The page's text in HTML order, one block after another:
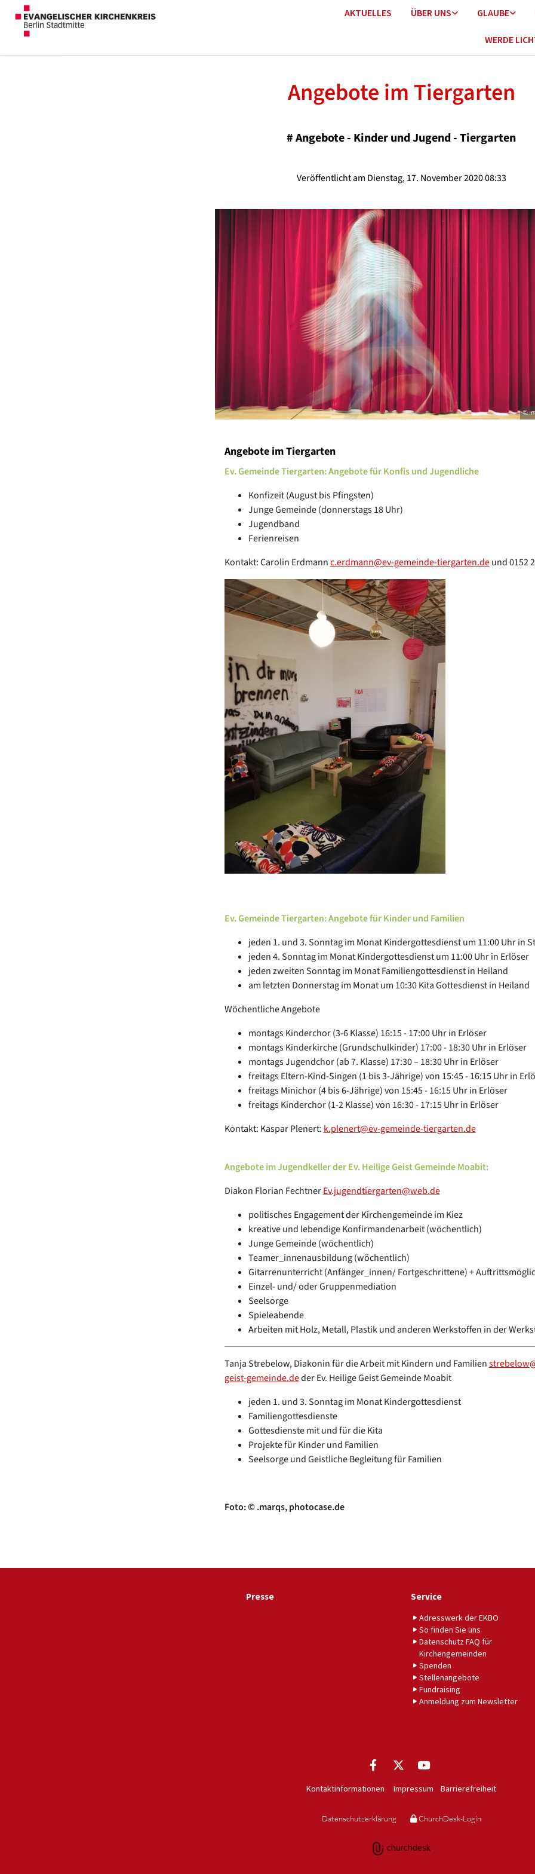
AKTUELLES ÜBER UNS GLAUBE
WERDE
Angebote im Tiergarten
#Angebote - Kinder und Jugend - Tiergarten
Veröffentlicht am Dienstag, 17. November 2020 08:33
©
Angebote im Tiergarten
Ev. Gemeinde Tiergarten: Angebote für Konfis und Jugendliche
Konfizeit (August bis Pfingsten)
Junge Gemeinde (donnerstags 18 Uhr)
Jugendband
Ferienreisen
Kontakt: Carolin Erdmannc.erdmann@ev-gemeinde-tiergarten.deund 0152
Ev. Gemeinde Tiergarten: Angebote für Kinder und Familien
jeden 1. und 3. Sonntag im Monat Kindergottesdienst um 11:00 Uhr in
jeden 4. Sonntag im Monat Kindergottesdienst um 11:00 Uhr in Erlöser
jeden zweiten Sonntag im Monat Familiengottesdienst in Heiland
am letzten Donnerstag im Monat um 10:30 Kita Gottesdienst in Heiland
Wöchentliche Angebote
montags Kinderchor (3-6 Klasse) 16:15 - 17:00 Uhr in Erlöser
montags Kinderkirche (Grundschulkinder) 17:00 - 18:30 Uhr in Erlöser
montags Jugendchor (ab 7. Klasse) 17:30 – 18:30 Uhr in Erlöser
freitags Eltern-Kind-Singen (1 bis 3-Jährige) von 15:45 - 16:15 Uhr in
freitags Minichor (4 bis 6-Jährige) von 15:45 - 16:15 Uhr in Erlöser
freitags Kinderchor (1-2 Klasse) von 16:30 - 17:15 Uhr in Erlöser
Kontakt: Kaspar Plenert: k.plenert@ev-gemeinde-tiergarten.de
Angebote im Jugendkeller der Ev. Heilige Geist Gemeinde Moabit:
Diakon Florian FechtnerEv.jugendtiergarten@web.de
politisches Engagement der Kirchengemeinde im Kiez
kreative und lebendige Konfirmandenarbeit (wöchentlich)
Junge Gemeinde (wöchentlich)
Teamer_innenausbildung (wöchentlich)
Gitarrenunterricht (Anfänger_innen/ Fortgeschrittene) +
Einzel- und/ oder Gruppenmediation
Seelsorge
Spieleabende
Arbeiten mit Holz, Metall, Plastik und anderen Werkstoffen in der
Tanja Strebelow, Diakonin für die Arbeit mit Kindern und Familien
geist-gemeinde.deder Ev. Heilige Geist Gemeinde Moabit
jeden 1. und 3. Sonntag im Monat Kindergottesdienst
Familiengottesdienste
Gottesdienste mit und für die Kita
Projekte für Kinder und Familien
Seelsorge und Geistliche Begleitung für Familien
Foto: © .marqs, photocase.de
Presse Service
Adresswerk der EKBO
So finden Sie uns
Datenschutz FAQ für
Kirchengemeinden
Spenden
Stellenangebote
Fundraising
Anmeldung zum Newsletter
Kontaktinformationen Impressum Barrierefreiheit
Datenschutzerklärung ChurchDesk-Login